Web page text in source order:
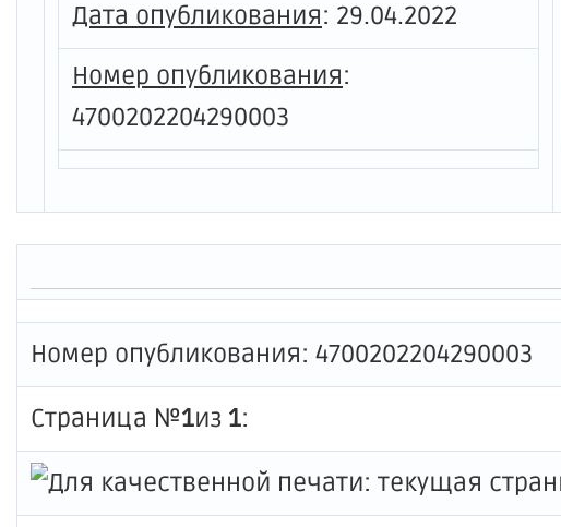
Дата опубликования: 29.04.2022
Номер опубликования:
4700202204290003
Номер опубликования: 4700202204290003
Страница №1из 1: